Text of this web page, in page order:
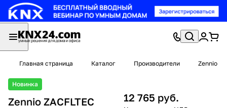
Главная страница Каталог Производители Zennio
Новинка
Zennio ZACFLTEC
12 765 руб.